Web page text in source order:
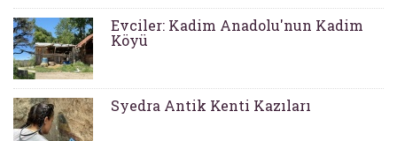
Evciler: Kadim Anadolu'nun Kadim
Köyü
Syedra Antik Kenti Kazıları